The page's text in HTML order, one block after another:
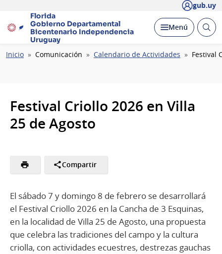
gub.uy
Florida
Gobierno Departamental
Bicentenario Independencia
Uruguay
Desplegar
Menú Abrir
Ruta
Inicio Comunicación Calendario de Actividades Festival
Festival Criollo 2026 en Villa
25 de Agosto
Compartir
El sábado 7 y domingo 8 de febrero se desarrollará
el Festival Criollo 2026 en la Cancha de 3 Esquinas,
en la localidad de Villa 25 de Agosto, una propuesta
que celebra las tradiciones del campo y la cultura
criolla, con actividades ecuestres, destrezas gauchas